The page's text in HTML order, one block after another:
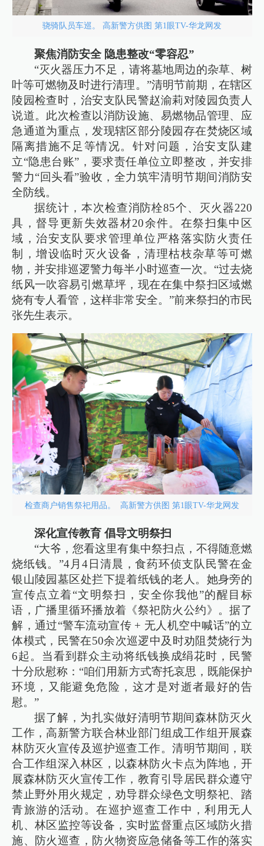
骁骑队员车巡。 高新警方供图 第1眼TV-华龙网发
聚焦消防安全 隐患整改“零容忍”
“灭火器压力不足，请将墓地周边的杂草、树
叶等可燃物及时进行清理。”清明节前期，在辖区
陵园检查时，治安支队民警赵渝莉对陵园负责人
说道。此次检查以消防设施、易燃物品管理、应
急通道为重点，发现辖区部分陵园存在焚烧区域
隔离措施不足等情况。针对问题，治安支队建
立“隐患台账”，要求责任单位立即整改，并安排
警力“回头看”验收，全力筑牢清明节期间消防安
全防线。
据统计，本次检查消防栓85个、灭火器220
具，督导更新失效器材20余件。在祭扫集中区
域，治安支队要求管理单位严格落实防火责任
制，增设临时灭火设备，清理枯枝杂草等可燃
物，并安排巡逻警力每半小时巡查一次。“过去烧
纸风一吹容易引燃草坪，现在在集中祭扫区域燃
烧有专人看管，这样非常安全。”前来祭扫的市民
张先生表示。
检查商户销售祭祀用品。 高新警方供图 第1眼TV-华龙网发
深化宣传教育 倡导文明祭扫
“大爷，您看这里有集中祭扫点，不得随意燃
烧纸钱。”4月4日清晨，食药环侦支队民警在金
银山陵园墓区处拦下提着纸钱的老人。她身旁的
宣传点立着“文明祭扫，安全你我他”的醒目标
语，广播里循环播放着《祭祀防火公约》。据了
解，通过“警车流动宣传 + 无人机空中喊话”的立
体模式，民警在50余次巡逻中及时劝阻焚烧行为
6起。当看到群众主动将纸钱换成绢花时，民警
十分欣慰称：“咱们用新方式寄托哀思，既能保护
环境，又能避免危险，这才是对逝者最好的告
慰。”
据了解，为扎实做好清明节期间森林防灭火
工作，高新警方联合林业部门组成工作组开展森
林防灭火宣传及巡护巡查工作。清明节期间，联
合工作组深入林区，以森林防火卡点为阵地，开
展森林防灭火宣传工作，教育引导居民群众遵守
禁止野外用火规定，劝导群众绿色文明祭祀、踏
青旅游的活动。在巡护巡查工作中，利用无人
机、林区监控等设备，实时监督重点区域防火措
施、防火巡查，防火物资应急储备等工作的落实